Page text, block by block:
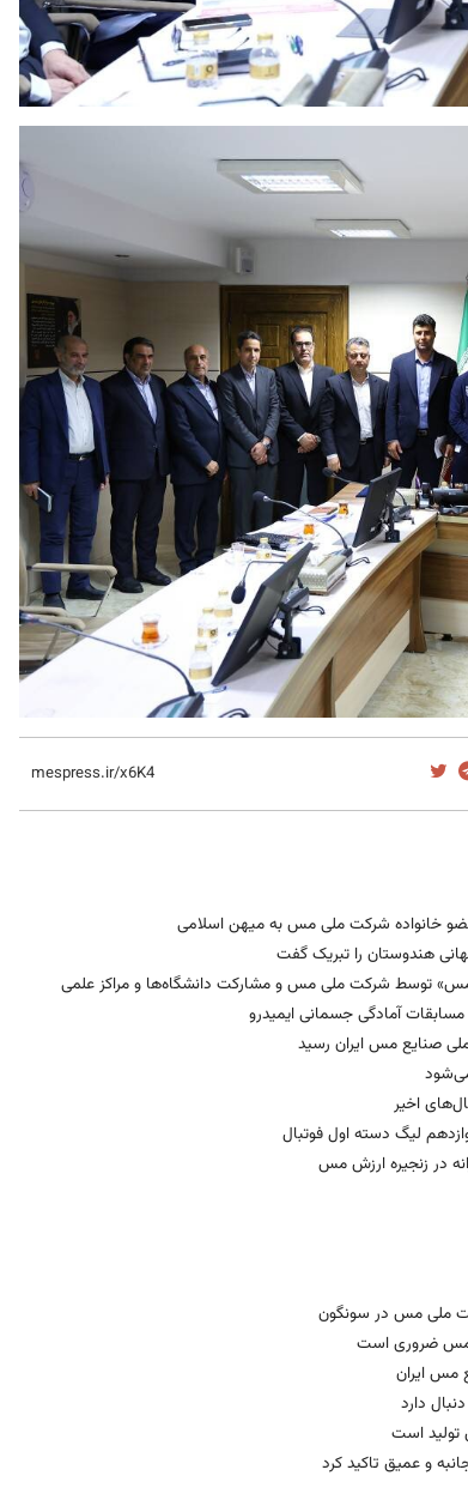
عضو خانواده شرکت ملی مس به میهن اسلامی
هندوستان را تبریک گفت
مس» توسط شرکت ملی مس و مشارکت دانشگاه‌ها و مراکز علمی
آمادگی جسمانی ایمیدرو
صنایع مس ایران رسید
اخیر
لیگ دسته اول فوتبال
در زنجیره ارزش مس
ملی مس در سونگون
مس ضروری است
دارد
تولید است
و عمیق تاکید کرد